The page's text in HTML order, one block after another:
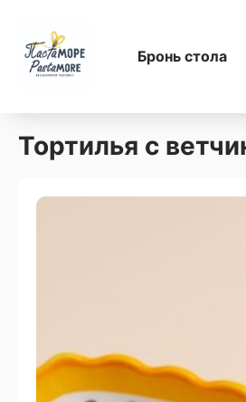
Бронь стола
Тортилья с